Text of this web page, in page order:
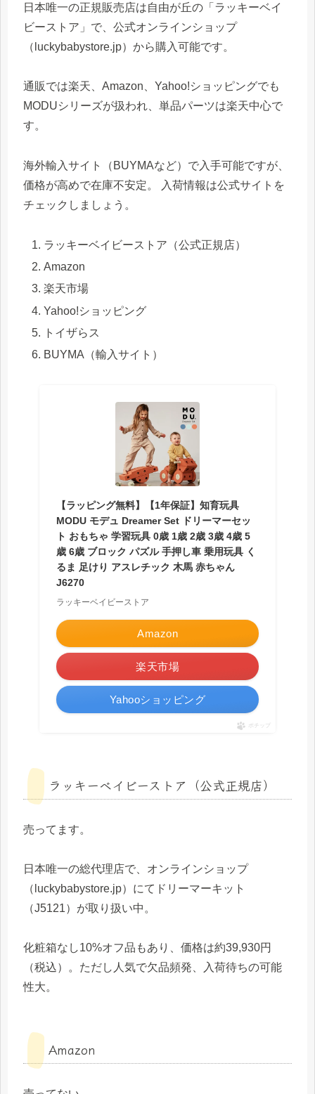
日本唯一の正規販売店は自由が丘の「ラッキーベイ
ビーストア」で、公式オンラインショップ
（luckybabystore.jp）から購入可能です。
通販では楽天、Amazon、Yahoo!ショッピングでも
MODUシリーズが扱われ、単品パーツは楽天中心で
す。
海外輸入サイト（BUYMAなど）で入手可能ですが、
価格が高めで在庫不安定。 入荷情報は公式サイトを
チェックしましょう。
ラッキーベイビーストア（公式正規店）
Amazon
楽天市場
Yahoo!ショッピング
トイザらス
BUYMA（輸入サイト）
【ラッピング無料】【1年保証】知育玩具
MODU モデュ Dreamer Set ドリーマーセッ
ト おもちゃ 学習玩具 0歳 1歳 2歳 3歳 4歳 5
歳 6歳 ブロック パズル 手押し車 乗用玩具 く
るま 足けり アスレチック 木馬 赤ちゃん
J6270
ラッキーベイビーストア
Amazon
楽天市場
Yahooショッピング
ポチップ
ラッキーベイビーストア（公式正規店）
売ってます。
日本唯一の総代理店で、オンラインショップ
（luckybabystore.jp）にてドリーマーキット
（J5121）が取り扱い中。
化粧箱なし10%オフ品もあり、価格は約39,930円
（税込）。ただし人気で欠品頻発、入荷待ちの可能
性大。
Amazon